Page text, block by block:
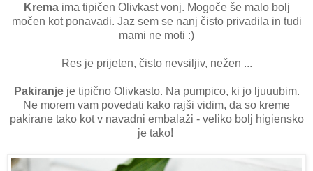
Krema ima tipičen Olivkast vonj. Mogoče še malo bolj
močen kot ponavadi. Jaz sem se nanj čisto privadila in tudi
mami ne moti :)
Res je prijeten, čisto nevsiljiv, nežen ...
Pakiranje je tipično Olivkasto. Na pumpico, ki jo ljuuubim.
Ne morem vam povedati kako rajši vidim, da so kreme
pakirane tako kot v navadni embalaži - veliko bolj higiensko
je tako!